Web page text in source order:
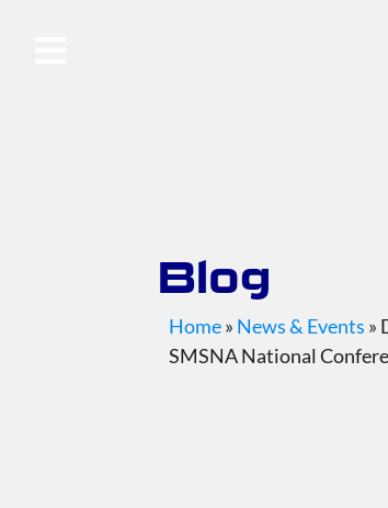
Blog
Home» News & Events »
SMSNA National